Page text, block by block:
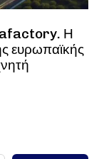
Η
ευρωπαϊκής